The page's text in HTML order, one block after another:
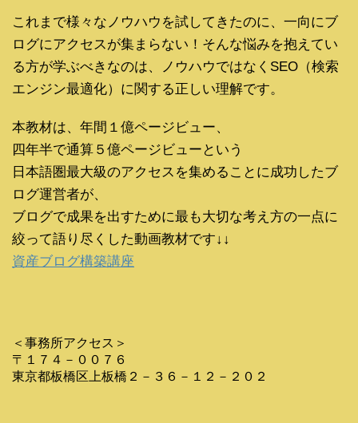
これまで様々なノウハウを試してきたのに、一向にブ
ログにアクセスが集まらない！そんな悩みを抱えてい
る方が学ぶべきなのは、ノウハウではなくSEO（検索
エンジン最適化）に関する正しい理解です。
本教材は、年間１億ページビュー、
四年半で通算５億ページビューという
日本語圏最大級のアクセスを集めることに成功したブ
ログ運営者が、
ブログで成果を出すために最も大切な考え方の一点に
絞って語り尽くした動画教材です↓↓
資産ブログ構築講座
＜事務所アクセス＞
〒１７４－００７６
東京都板橋区上板橋２－３６－１２－２０２